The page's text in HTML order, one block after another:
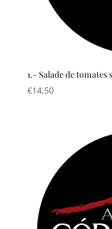
1.- Salade de tomates
€14,50